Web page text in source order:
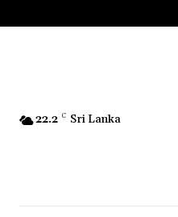
22.2 C Sri Lanka